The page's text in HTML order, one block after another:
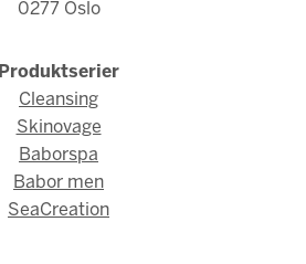
0277 Oslo
Produktserier
Cleansing
Skinovage
Baborspa
Babor men
SeaCreation